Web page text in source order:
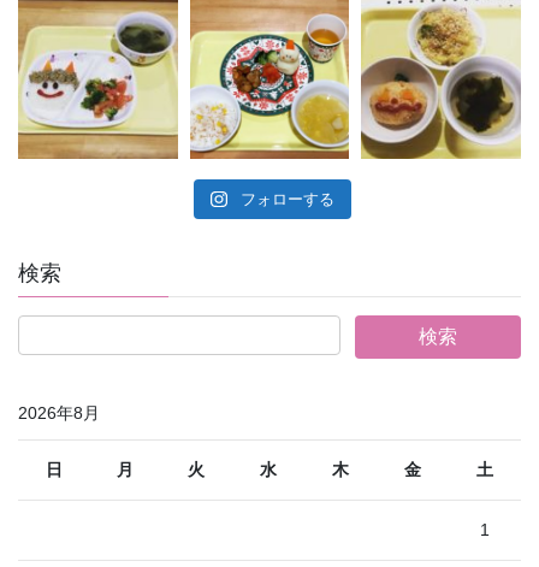
フォローする
検索
2026年8月
日 月 火 水 木 金 土
1